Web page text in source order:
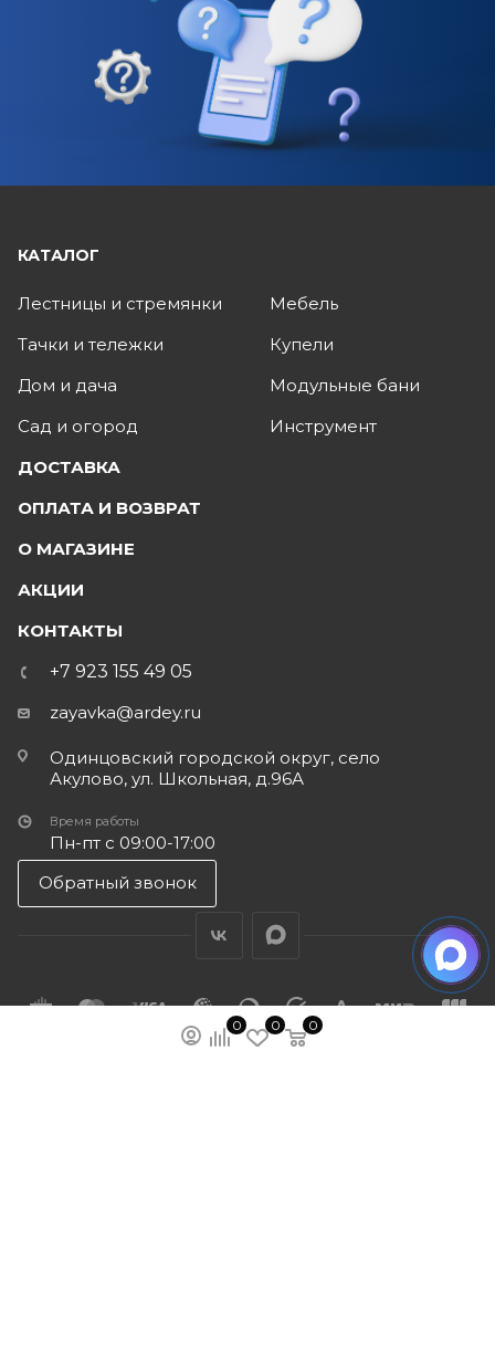
0 0 0
КАТАЛОГ
Лестницы и стремянки
Тачки и тележки
Дом и дача
Сад и огород
Мебель
Купели
Модульные бани
Инструмент
ДОСТАВКА
ОПЛАТА И ВОЗВРАТ
О МАГАЗИНЕ
АКЦИИ
КОНТАКТЫ
+7 923 155 49 05
zayavka@ardey.ru
Одинцовский городской округ, село
Акулово, ул. Школьная, д.96А
Время работы
Пн-пт с 09:00-17:00
Обратный звонок